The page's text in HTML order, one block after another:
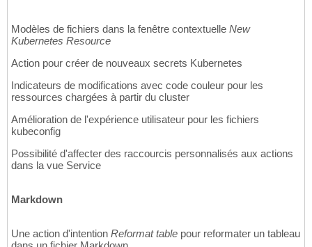
Modèles de fichiers dans la fenêtre contextuelle New
Kubernetes Resource
Action pour créer de nouveaux secrets Kubernetes
Indicateurs de modifications avec code couleur pour les
ressources chargées à partir du cluster
Amélioration de l'expérience utilisateur pour les fichiers
kubeconfig
Possibilité d'affecter des raccourcis personnalisés aux actions
dans la vue Service
Markdown
Une action d'intention Reformat table pour reformater un tableau